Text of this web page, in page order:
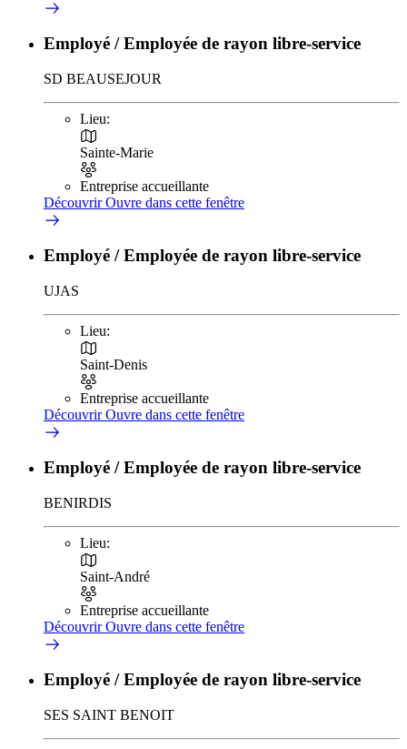
Employé / Employée de rayon libre-service
SD BEAUSEJOUR
Lieu:
Sainte-Marie
Entreprise accueillante
DécouvrirOuvre dans cette fenêtre
Employé / Employée de rayon libre-service
UJAS
Lieu:
Saint-Denis
Entreprise accueillante
DécouvrirOuvre dans cette fenêtre
Employé / Employée de rayon libre-service
BENIRDIS
Lieu:
Saint-André
Entreprise accueillante
DécouvrirOuvre dans cette fenêtre
Employé / Employée de rayon libre-service
SES SAINT BENOIT